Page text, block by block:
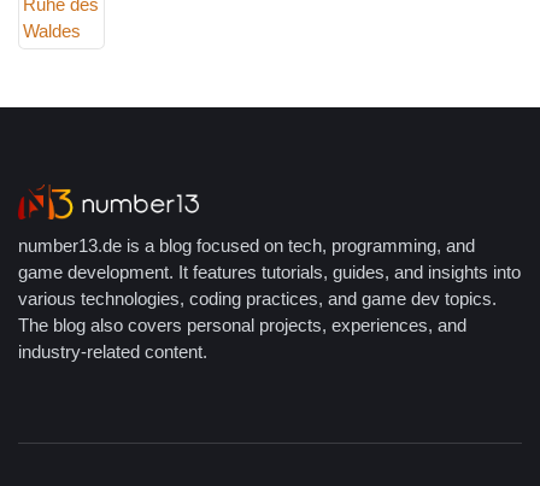
number13.de is a blog focused on tech, programming, and
game development. It features tutorials, guides, and insights into
various technologies, coding practices, and game dev topics.
The blog also covers personal projects, experiences, and
industry-related content.